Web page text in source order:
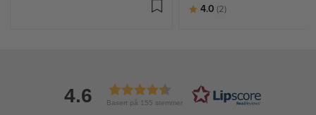
Karakter:
4.0 (2)
4.6 Basert på 155 stemmer